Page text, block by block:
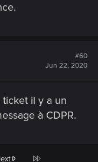
#60
Jun 22, 2020
il y a un
à CDPR.
Last